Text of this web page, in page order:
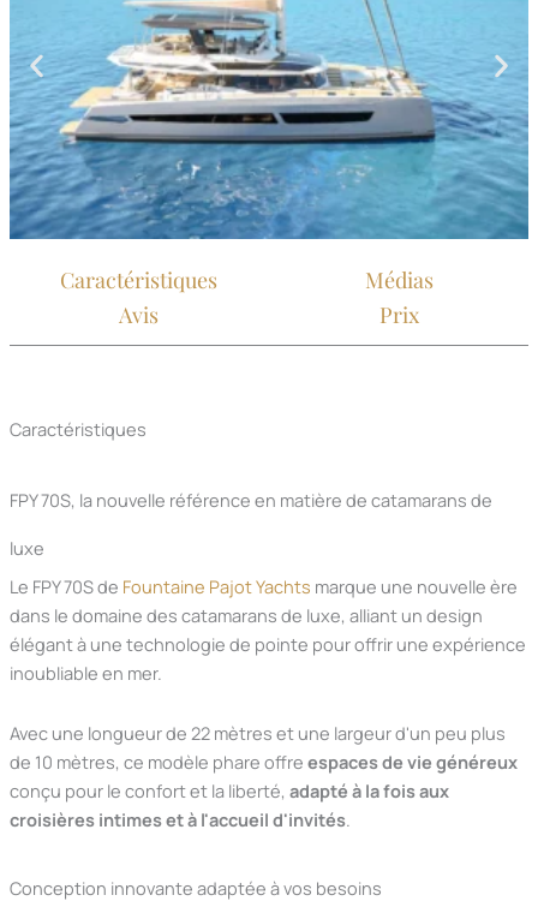
Caractéristiques
Médias
Avis
Prix
Caractéristiques
FPY 70S, la nouvelle référence en matière de catamarans de
luxe
Le FPY 70S de Fountaine Pajot Yachts marque une nouvelle ère
dans le domaine des catamarans de luxe, alliant un design
élégant à une technologie de pointe pour offrir une expérience
inoubliable en mer.
Avec une longueur de 22 mètres et une largeur d'un peu plus
de 10 mètres, ce modèle phare offre espaces de vie généreux
conçu pour le confort et la liberté, adapté à la fois aux
croisières intimes et à l'accueil d'invités.
Conception innovante adaptée à vos besoins